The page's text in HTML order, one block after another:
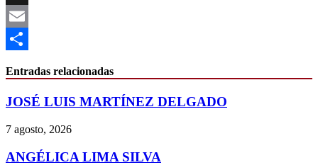
X
Email
Entradas relacionadas
JOSÉ LUIS MARTÍNEZ DELGADO
7 agosto, 2026
ANGÉLICA LIMA SILVA